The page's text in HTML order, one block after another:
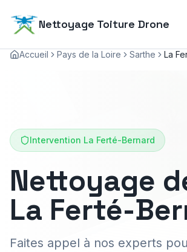
Nettoyage Toiture Drone
Accueil Pays de la Loire Sarthe La
Intervention La Ferté-Bernard
Nettoyage
La Ferté-
Faites appel à nos experts